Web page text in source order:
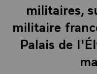
militaires,
militaire
Palais de